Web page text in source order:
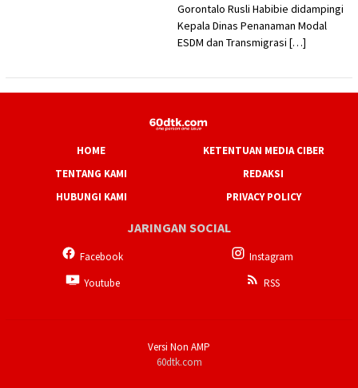
Gorontalo Rusli Habibie didampingi
Kepala Dinas Penanaman Modal
ESDM dan Transmigrasi […]
HOME
KETENTUAN MEDIA CIBER
TENTANG KAMI
REDAKSI
HUBUNGI KAMI
PRIVACY POLICY
JARINGAN SOCIAL
Facebook
Instagram
Youtube
RSS
Versi Non AMP
60dtk.com